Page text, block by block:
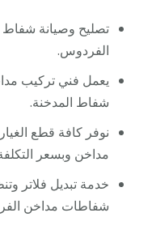
تصليح وصيانة
الفردوس.
يعمل فني تركيب
شفاط المدخنة.
نوفر كافة قطع
مداخن وبسعر
خدمة تبديل فلاتر
شفاطات مداخن